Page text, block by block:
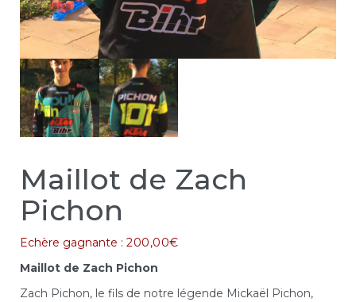
Maillot de Zach
Pichon
Echère gagnante : 200,00€
Maillot de Zach Pichon
Zach Pichon, le fils de notre légende Mickaël Pichon,